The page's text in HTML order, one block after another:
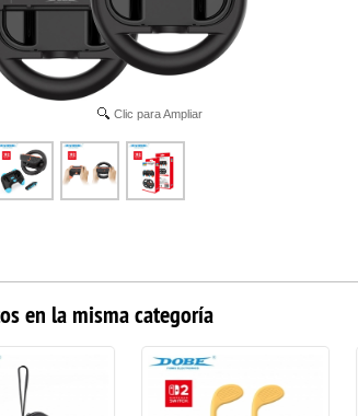
Clic para Ampliar
en la misma categoría